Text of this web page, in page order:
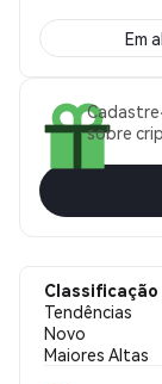
Em
sobre
Tendências
Novo
Maiores Altas